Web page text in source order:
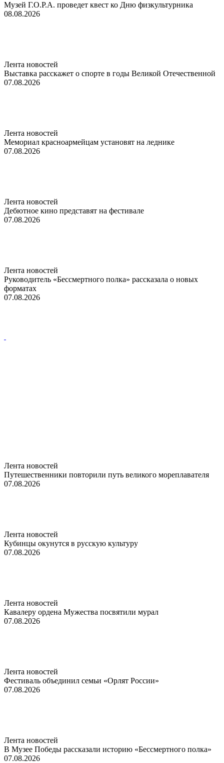
Музей Г.О.Р.А. проведет квест ко Дню физкультурника
08.08.2026
Лента новостей
Выставка расскажет о спорте в годы Великой Отечественной
07.08.2026
Лента новостей
Мемориал красноармейцам установят на леднике
07.08.2026
Лента новостей
Дебютное кино представят на фестивале
07.08.2026
Лента новостей
Руководитель «Бессмертного полка» рассказала о новых
форматах
07.08.2026
Лента новостей
Путешественники повторили путь великого мореплавателя
07.08.2026
Лента новостей
Кубинцы окунутся в русскую культуру
07.08.2026
Лента новостей
Кавалеру ордена Мужества посвятили мурал
07.08.2026
Лента новостей
Фестиваль объединил семьи «Орлят России»
07.08.2026
Лента новостей
В Музее Победы рассказали историю «Бессмертного полка»
07.08.2026